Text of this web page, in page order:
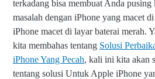
terkadang bisa membuat Anda
masalah dengan iPhone yang macet
iPhone macet di layar baterai merah.
kita membahas tentang Solusi
iPhone Yang Pecah, kali ini kita akan
tentang solusi Untuk Apple iPhone